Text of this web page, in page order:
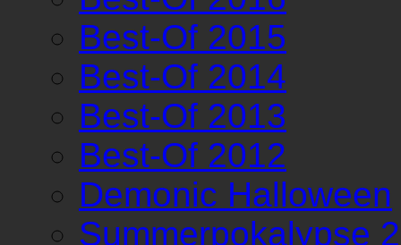
Best-Of 2015
Best-Of 2014
Best-Of 2013
Best-Of 2012
Demonic Halloween
Summerpokalypse